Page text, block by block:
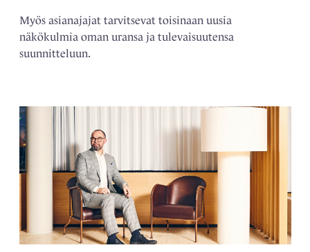
Myös asianajajat tarvitsevat toisinaan uusia
näkökulmia oman uransa ja tulevaisuutensa
suunnitteluun.